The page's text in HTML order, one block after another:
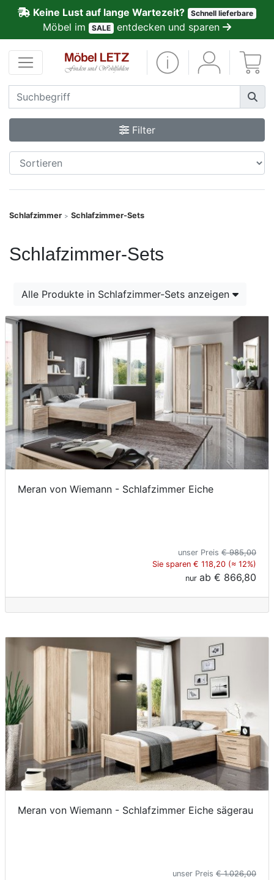
Keine Lust auf lange Wartezeit? Schnell lieferbare
Möbel im SALE entdecken und sparen
Filter
Schlafzimmer > Schlafzimmer-Sets
Schlafzimmer-Sets
Alle Produkte in Schlafzimmer-Sets anzeigen
Meran von Wiemann - Schlafzimmer Eiche
unser Preis € 985,00
Sie sparen € 118,20 (≈ 12%)
nur ab € 866,80
Meran von Wiemann - Schlafzimmer Eiche sägerau
unser Preis € 1.026,00
Kundenmeinungen
Anmelden
PREMIUM
Schnell
lieferbar
SALE
Möbel-
Finanzierung
Markenwelt
Letz-
Deals